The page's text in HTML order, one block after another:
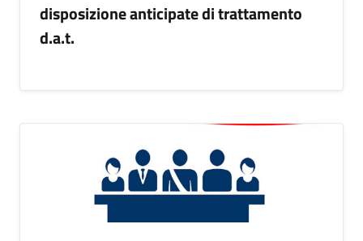
disposizione anticipate di trattamento
d.a.t.